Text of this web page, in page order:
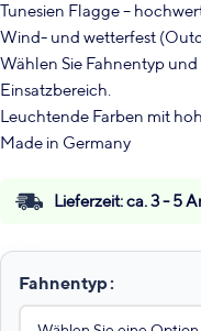
Tunesien Flagge –
Wind- und wetterfest
Wählen Sie Fahnentyp
Einsatzbereich.
Leuchtende Farben mit
Made in Germany
Lieferzeit:ca. 3 - 5
Fahnentyp